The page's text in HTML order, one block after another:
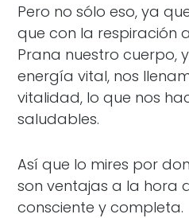
Pero no sólo eso, ya
que con la respiración
Prana nuestro cuerpo,
energía vital, nos
vitalidad, lo que nos
saludables.
Así que lo mires por
son ventajas a la hora
consciente y completa.